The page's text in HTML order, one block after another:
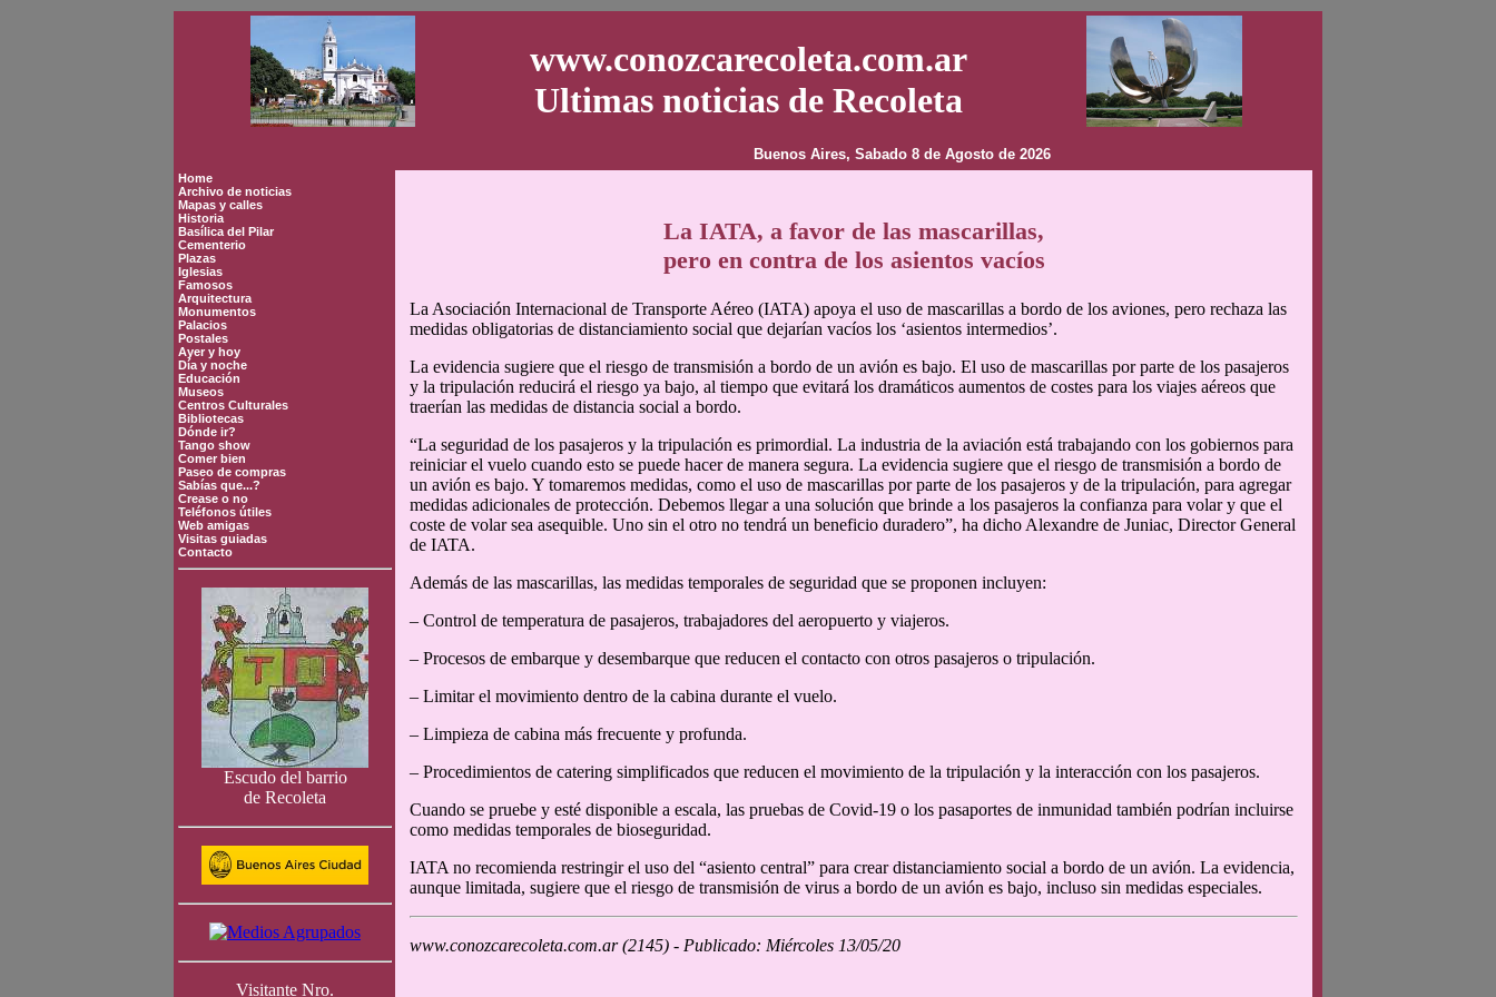
www.conozcarecoleta.com.ar
Ultimas noticias de Recoleta
Buenos Aires, Sabado 8 de Agosto de 2026
Home
Archivo de noticias
Mapas y calles
Historia
Basílica del Pilar
Cementerio
Plazas
Iglesias
Famosos
Arquitectura
Monumentos
Palacios
Postales
Ayer y hoy
Día y noche
Educación
Museos
Centros Culturales
Bibliotecas
Dónde ir?
Tango show
Comer bien
Paseo de compras
Sabías que...?
Crease o no
Teléfonos útiles
Web amigas
Visitas guiadas
Contacto
Escudo del barrio
de Recoleta
Visitante Nro.
La IATA, a favor de las mascarillas,
pero en contra de los asientos vacíos
La Asociación Internacional de Transporte Aéreo (IATA) apoya el uso de mascarillas a bordo de los aviones, pero rechaza las
medidas obligatorias de distanciamiento social que dejarían vacíos los ‘asientos intermedios’.
La evidencia sugiere que el riesgo de transmisión a bordo de un avión es bajo. El uso de mascarillas por parte de los pasajeros
y la tripulación reducirá el riesgo ya bajo, al tiempo que evitará los dramáticos aumentos de costes para los viajes aéreos que
traerían las medidas de distancia social a bordo.
“La seguridad de los pasajeros y la tripulación es primordial. La industria de la aviación está trabajando con los gobiernos para
reiniciar el vuelo cuando esto se puede hacer de manera segura. La evidencia sugiere que el riesgo de transmisión a bordo de
un avión es bajo. Y tomaremos medidas, como el uso de mascarillas por parte de los pasajeros y de la tripulación, para agregar
medidas adicionales de protección. Debemos llegar a una solución que brinde a los pasajeros la confianza para volar y que el
coste de volar sea asequible. Uno sin el otro no tendrá un beneficio duradero”, ha dicho Alexandre de Juniac, Director General
de IATA.
Además de las mascarillas, las medidas temporales de seguridad que se proponen incluyen:
– Control de temperatura de pasajeros, trabajadores del aeropuerto y viajeros.
– Procesos de embarque y desembarque que reducen el contacto con otros pasajeros o tripulación.
– Limitar el movimiento dentro de la cabina durante el vuelo.
– Limpieza de cabina más frecuente y profunda.
– Procedimientos de catering simplificados que reducen el movimiento de la tripulación y la interacción con los pasajeros.
Cuando se pruebe y esté disponible a escala, las pruebas de Covid-19 o los pasaportes de inmunidad también podrían incluirse
como medidas temporales de bioseguridad.
IATA no recomienda restringir el uso del “asiento central” para crear distanciamiento social a bordo de un avión. La evidencia,
aunque limitada, sugiere que el riesgo de transmisión de virus a bordo de un avión es bajo, incluso sin medidas especiales.
www.conozcarecoleta.com.ar (2145) - Publicado: Miércoles 13/05/20